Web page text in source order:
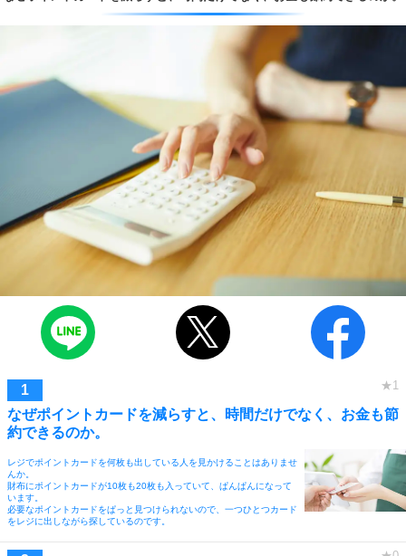
なぜポイントカードを減らすと、時間だけでなく、お金も節
約できるのか。
レジでポイントカードを何枚も出している人を見かけることはありませ
んか。
財布にポイントカードが10枚も20枚も入っていて、ぱんぱんになって
います。
必要なポイントカードをぱっと見つけられないので、一つひとつカード
をレジに出しながら探しているのです。